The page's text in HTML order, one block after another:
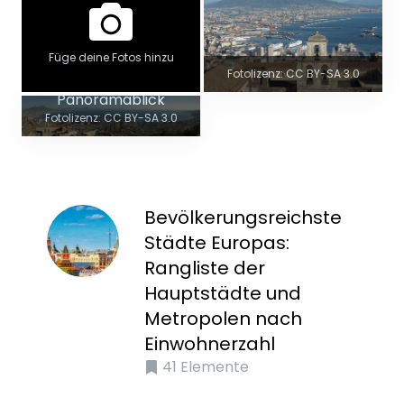
Füge deine Fotos hinzu
Fotolizenz: CC BY-SA 3.0
Panoramablick
Fotolizenz: CC BY-SA 3.0
Bevölkerungsreichste
Städte Europas:
Rangliste der
Hauptstädte und
Metropolen nach
Einwohnerzahl
41 Elemente